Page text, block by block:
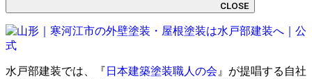
CLOSE
水戸部建装では、『 日本建築塗装職人の会 』が提唱する自社